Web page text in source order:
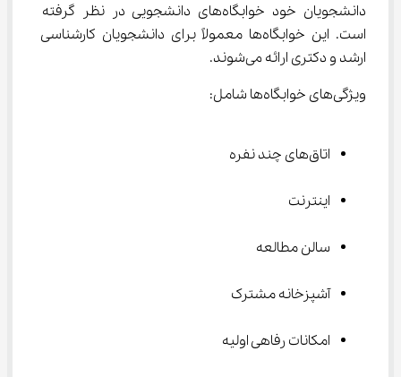
دانشجویان خود خوابگاه‌های دانشجویی در نظر گرفته
است. این خوابگاه‌ها معمولاً برای دانشجویان کارشناسی
ارشد و دکتری ارائه می‌شوند.
ویژگی‌های خوابگاه‌ها شامل:
اتاق‌های چند نفره
اینترنت
سالن مطالعه
آشپزخانه مشترک
امکانات رفاهی اولیه